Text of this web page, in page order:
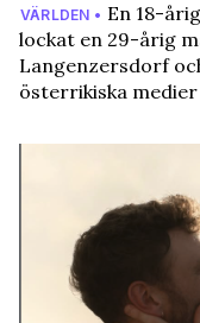
VÄRLDEN • En 18-
lockat en 29-årig
Langenzersdorf
österrikiska